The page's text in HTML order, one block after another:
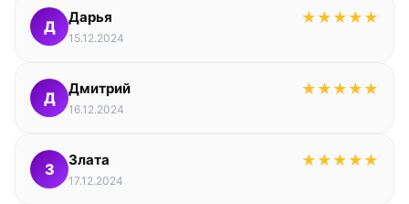
Д
Дарья ★ ★ ★ ★ ★
15.12.2024
Д
Дмитрий ★ ★ ★ ★ ★
16.12.2024
З
Злата ★ ★ ★ ★ ★
17.12.2024